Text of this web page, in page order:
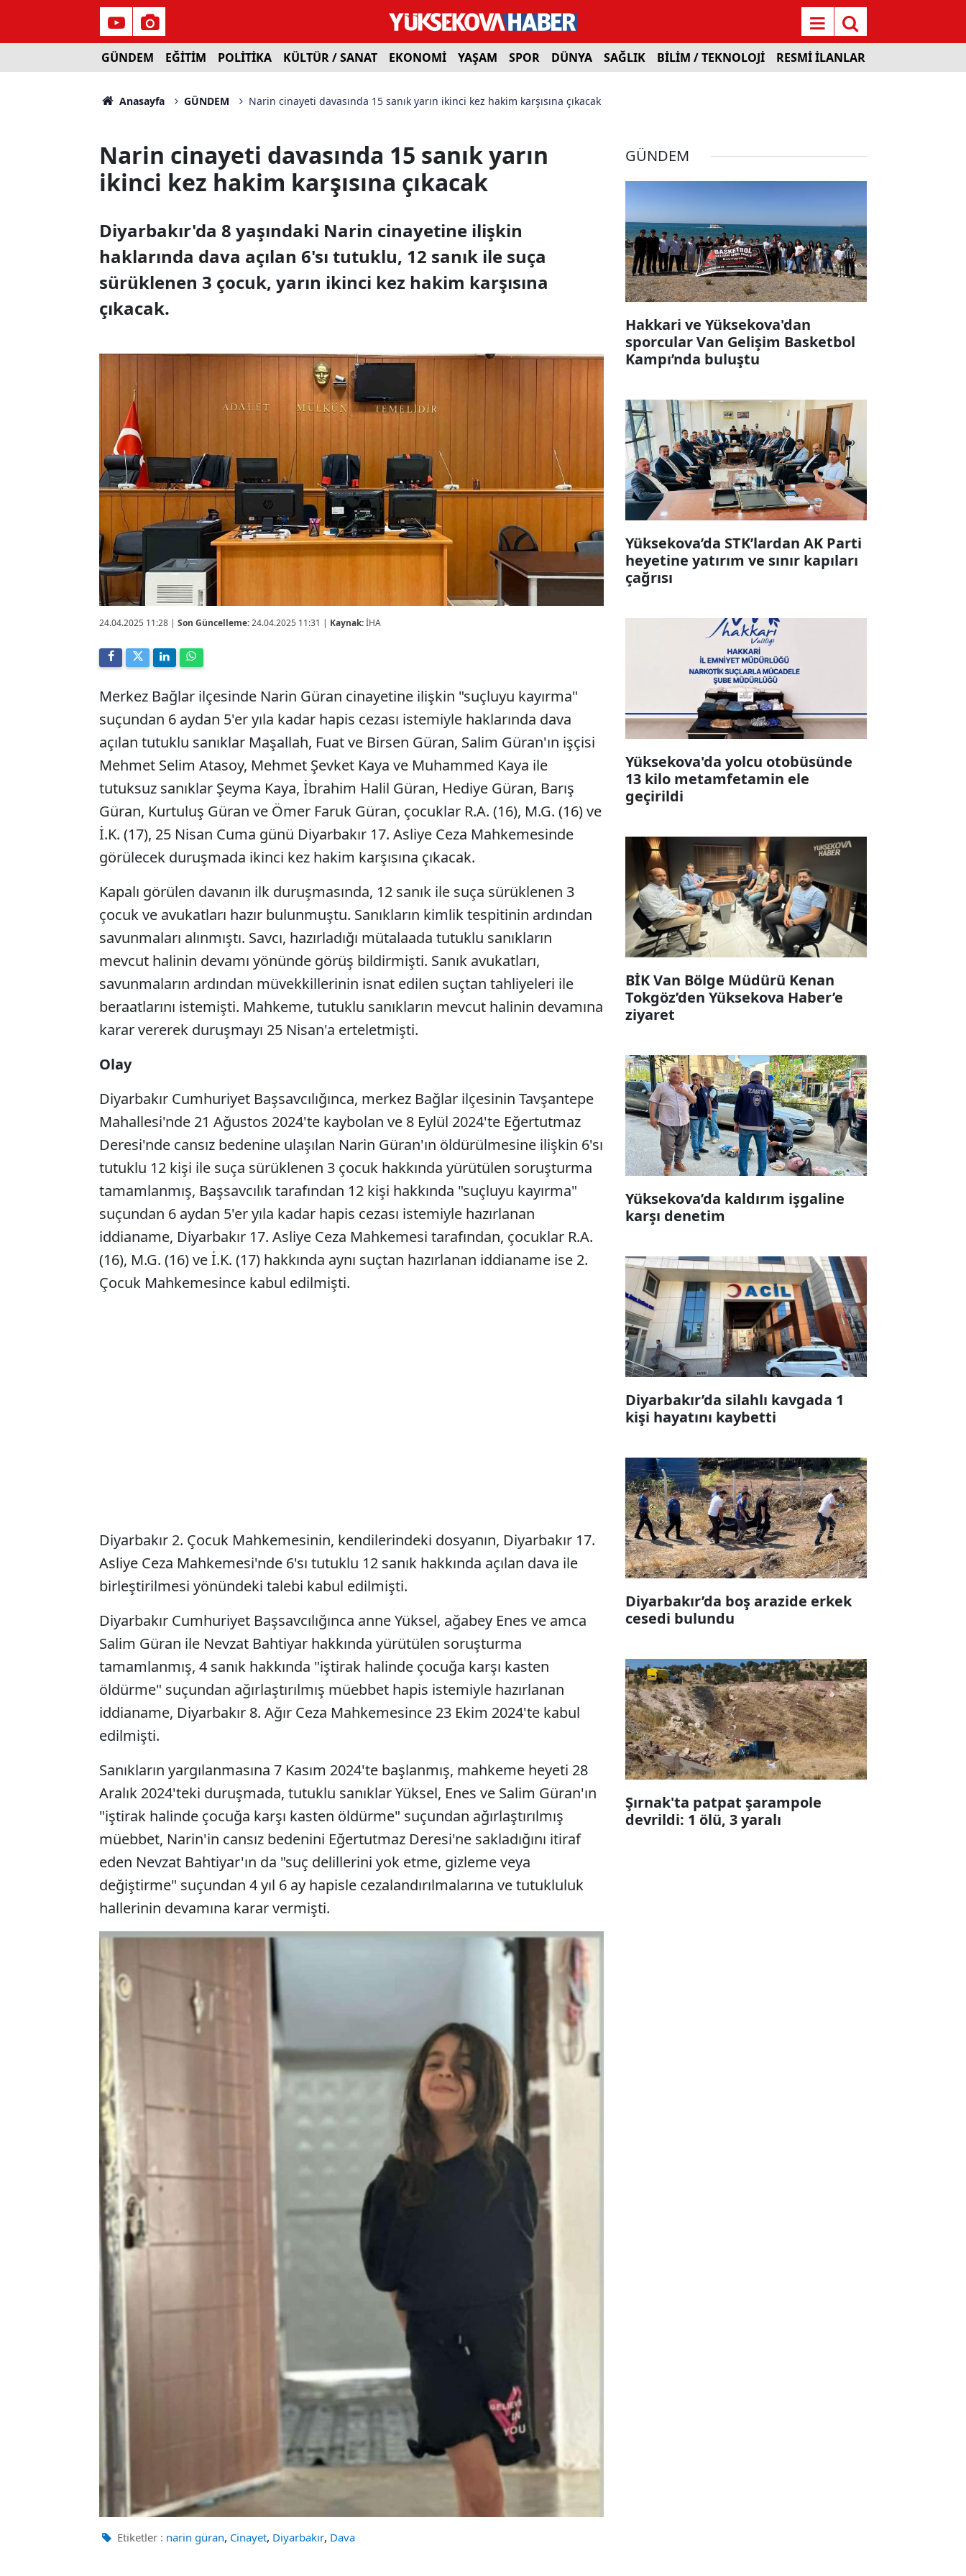
GÜNDEM EĞİTİM POLİTİKA KÜLTÜR / SANAT EKONOMİ YAŞAM SPOR DÜNYA SAĞLIK BİLİM / TEKNOLOJİ RESMİ İLANLAR
Anasayfa GÜNDEM Narin cinayeti davasında 15 sanık yarın ikinci kez hakim karşısına çıkacak
Narin cinayeti davasında 15 sanık yarın
ikinci kez hakim karşısına çıkacak
Diyarbakır'da 8 yaşındaki Narin cinayetine ilişkin
haklarında dava açılan 6'sı tutuklu, 12 sanık ile suça
sürüklenen 3 çocuk, yarın ikinci kez hakim karşısına
çıkacak.
24.04.2025 11:28 | Son Güncelleme:24.04.2025 11:31 | Kaynak:İHA
Merkez Bağlar ilçesinde Narin Güran cinayetine ilişkin "suçluyu kayırma"
suçundan 6 aydan 5'er yıla kadar hapis cezası istemiyle haklarında dava
açılan tutuklu sanıklar Maşallah, Fuat ve Birsen Güran, Salim Güran'ın işçisi
Mehmet Selim Atasoy, Mehmet Şevket Kaya ve Muhammed Kaya ile
tutuksuz sanıklar Şeyma Kaya, İbrahim Halil Güran, Hediye Güran, Barış
Güran, Kurtuluş Güran ve Ömer Faruk Güran, çocuklar R.A. (16), M.G. (16) ve
İ.K. (17), 25 Nisan Cuma günü Diyarbakır 17. Asliye Ceza Mahkemesinde
görülecek duruşmada ikinci kez hakim karşısına çıkacak.
Kapalı görülen davanın ilk duruşmasında, 12 sanık ile suça sürüklenen 3
çocuk ve avukatları hazır bulunmuştu. Sanıkların kimlik tespitinin ardından
savunmaları alınmıştı. Savcı, hazırladığı mütalaada tutuklu sanıkların
mevcut halinin devamı yönünde görüş bildirmişti. Sanık avukatları,
savunmaların ardından müvekkillerinin isnat edilen suçtan tahliyeleri ile
beraatlarını istemişti. Mahkeme, tutuklu sanıkların mevcut halinin devamına
karar vererek duruşmayı 25 Nisan'a erteletmişti.
Olay
Diyarbakır Cumhuriyet Başsavcılığınca, merkez Bağlar ilçesinin Tavşantepe
Mahallesi'nde 21 Ağustos 2024'te kaybolan ve 8 Eylül 2024'te Eğertutmaz
Deresi'nde cansız bedenine ulaşılan Narin Güran'ın öldürülmesine ilişkin 6'sı
tutuklu 12 kişi ile suça sürüklenen 3 çocuk hakkında yürütülen soruşturma
tamamlanmış, Başsavcılık tarafından 12 kişi hakkında "suçluyu kayırma"
suçundan 6 aydan 5'er yıla kadar hapis cezası istemiyle hazırlanan
iddianame, Diyarbakır 17. Asliye Ceza Mahkemesi tarafından, çocuklar R.A.
(16), M.G. (16) ve İ.K. (17) hakkında aynı suçtan hazırlanan iddianame ise 2.
Çocuk Mahkemesince kabul edilmişti.
Diyarbakır 2. Çocuk Mahkemesinin, kendilerindeki dosyanın, Diyarbakır 17.
Asliye Ceza Mahkemesi'nde 6'sı tutuklu 12 sanık hakkında açılan dava ile
birleştirilmesi yönündeki talebi kabul edilmişti.
Diyarbakır Cumhuriyet Başsavcılığınca anne Yüksel, ağabey Enes ve amca
Salim Güran ile Nevzat Bahtiyar hakkında yürütülen soruşturma
tamamlanmış, 4 sanık hakkında "iştirak halinde çocuğa karşı kasten
öldürme" suçundan ağırlaştırılmış müebbet hapis istemiyle hazırlanan
iddianame, Diyarbakır 8. Ağır Ceza Mahkemesince 23 Ekim 2024'te kabul
edilmişti.
Sanıkların yargılanmasına 7 Kasım 2024'te başlanmış, mahkeme heyeti 28
Aralık 2024'teki duruşmada, tutuklu sanıklar Yüksel, Enes ve Salim Güran'ın
"iştirak halinde çocuğa karşı kasten öldürme" suçundan ağırlaştırılmış
müebbet, Narin'in cansız bedenini Eğertutmaz Deresi'ne sakladığını itiraf
eden Nevzat Bahtiyar'ın da "suç delillerini yok etme, gizleme veya
değiştirme" suçundan 4 yıl 6 ay hapisle cezalandırılmalarına ve tutukluluk
hallerinin devamına karar vermişti.
Etiketler : narin güran, Cinayet, Diyarbakır, Dava
GÜNDEM
Hakkari ve Yüksekova'dan
sporcular Van Gelişim Basketbol
Kampı’nda buluştu
Yüksekova’da STK’lardan AK Parti
heyetine yatırım ve sınır kapıları
çağrısı
Yüksekova'da yolcu otobüsünde
13 kilo metamfetamin ele
geçirildi
BİK Van Bölge Müdürü Kenan
Tokgöz’den Yüksekova Haber’e
ziyaret
Yüksekova’da kaldırım işgaline
karşı denetim
Diyarbakır’da silahlı kavgada 1
kişi hayatını kaybetti
Diyarbakır’da boş arazide erkek
cesedi bulundu
Şırnak'ta patpat şarampole
devrildi: 1 ölü, 3 yaralı